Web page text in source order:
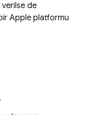
de
Apple platformu
.